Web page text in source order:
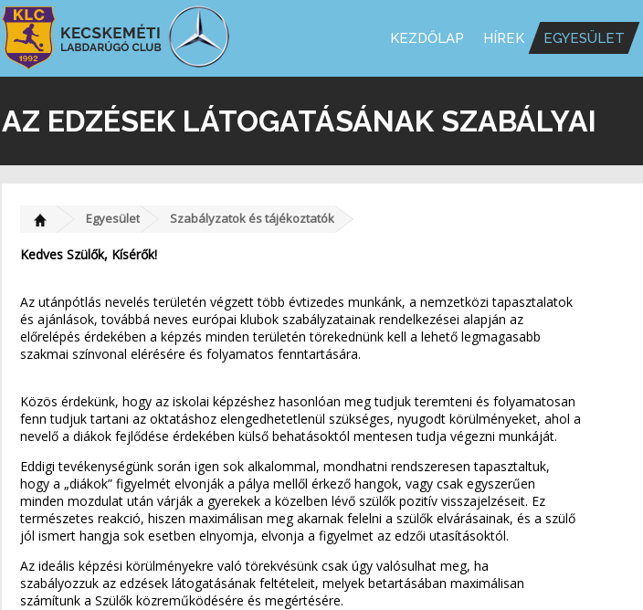
KEZDŐLAP HÍREK EGYESÜLET
AZ EDZÉSEK LÁTOGATÁSÁNAK SZABÁLYAI
Egyesület Szabályzatok és tájékoztatók
Kedves Szülők, Kísérők!
Az utánpótlás nevelés területén végzett több évtizedes munkánk, a nemzetközi tapasztalatok
és ajánlások, továbbá neves európai klubok szabályzatainak rendelkezései alapján az
előrelépés érdekében a képzés minden területén törekednünk kell a lehető legmagasabb
szakmai színvonal elérésére és folyamatos fenntartására.
Közös érdekünk, hogy az iskolai képzéshez hasonlóan meg tudjuk teremteni és folyamatosan
fenn tudjuk tartani az oktatáshoz elengedhetetlenül szükséges, nyugodt körülményeket, ahol a
nevelő a diákok fejlődése érdekében külső behatásoktól mentesen tudja végezni munkáját.
Eddigi tevékenységünk során igen sok alkalommal, mondhatni rendszeresen tapasztaltuk,
hogy a „diákok” figyelmét elvonják a pálya mellől érkező hangok, vagy csak egyszerűen
minden mozdulat után várják a gyerekek a közelben lévő szülők pozitív visszajelzéseit. Ez
természetes reakció, hiszen maximálisan meg akarnak felelni a szülők elvárásainak, és a szülő
jól ismert hangja sok esetben elnyomja, elvonja a figyelmet az edzői utasításoktól.
Az ideális képzési körülményekre való törekvésünk csak úgy valósulhat meg, ha
szabályozzuk az edzések látogatásának feltételeit, melyek betartásában maximálisan
számítunk a Szülők közreműködésére és megértésére.